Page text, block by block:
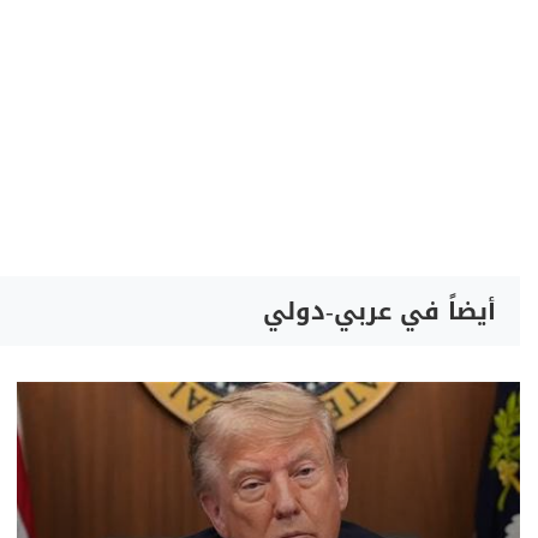
أيضاً في عربي-دولي